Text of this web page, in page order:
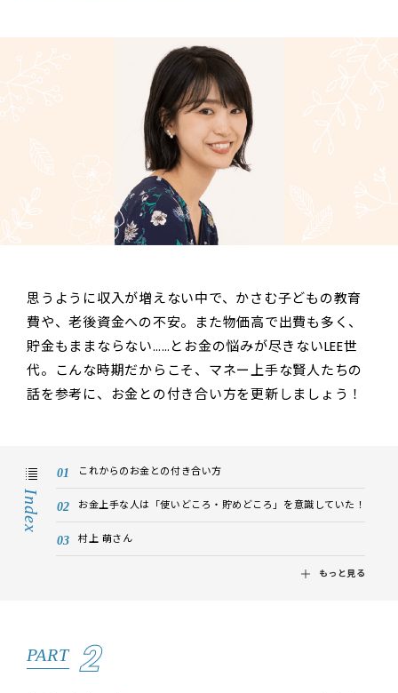
思うように収入が増えない中で、かさむ子どもの教育
費や、老後資金への不安。また物価高で出費も多く、
貯金もままならない……とお金の悩みが尽きないLEE世
代。こんな時期だからこそ、マネー上手な賢人たちの
話を参考に、お金との付き合い方を更新しましょう！
Index
これからのお金との付き合い方
お金上手な人は「使いどころ・貯めどころ」を意識していた！
村上 萌さん
もっと見る
PART 2